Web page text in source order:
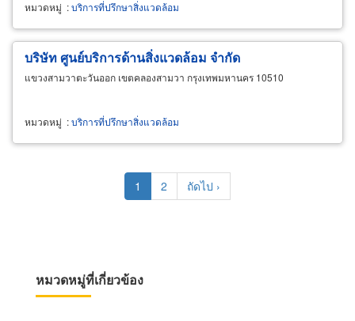
หมวดหมู่ :บริการที่ปรึกษาสิ่งแวดล้อม
บริษัท ศูนย์บริการด้านสิ่งแวดล้อม จำกัด
แขวงสามวาตะวันออก เขตคลองสามวา กรุงเทพมหานคร 10510
หมวดหมู่ :บริการที่ปรึกษาสิ่งแวดล้อม
Current
page
1 Page
2
Next
page
ถัดไป ›
หมวดหมู่ที่เกี่ยวข้อง